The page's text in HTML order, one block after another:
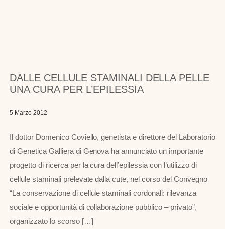
DALLE CELLULE STAMINALI DELLA PELLE
UNA CURA PER L’EPILESSIA
5 Marzo 2012
Il dottor Domenico Coviello, genetista e direttore del Laboratorio
di Genetica Galliera di Genova ha annunciato un importante
progetto di ricerca per la cura dell’epilessia con l’utilizzo di
cellule staminali prelevate dalla cute, nel corso del Convegno
“La conservazione di cellule staminali cordonali: rilevanza
sociale e opportunità di collaborazione pubblico – privato”,
organizzato lo scorso […]